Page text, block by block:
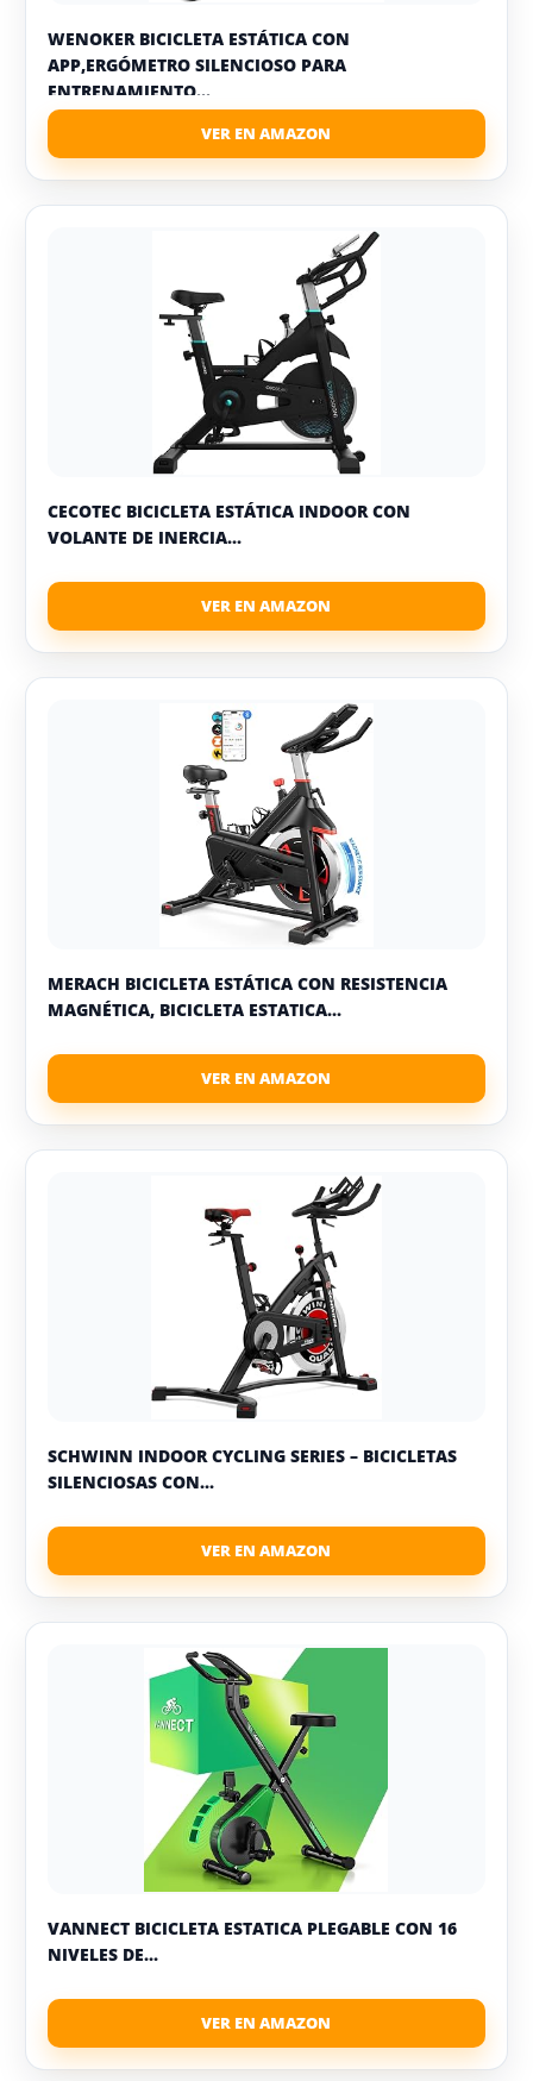
WENOKER BICICLETA ESTÁTICA CON
APP,ERGÓMETRO SILENCIOSO PARA
ENTRENAMIENTO...
CECOTEC BICICLETA ESTÁTICA INDOOR CON
VOLANTE DE INERCIA...
MERACH BICICLETA ESTÁTICA CON RESISTENCIA
MAGNÉTICA, BICICLETA ESTATICA...
SCHWINN INDOOR CYCLING SERIES – BICICLETAS
SILENCIOSAS CON...
VANNECT BICICLETA ESTATICA PLEGABLE CON 16
NIVELES DE...